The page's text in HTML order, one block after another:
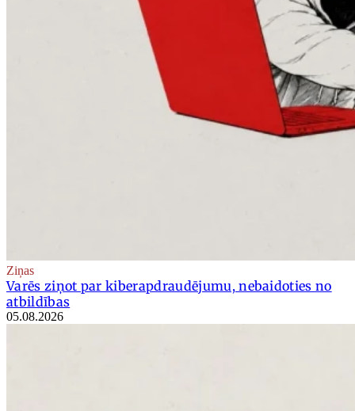
Ziņas
Varēs ziņot par kiberapdraudējumu, nebaidoties no
atbildības
05.08.2026